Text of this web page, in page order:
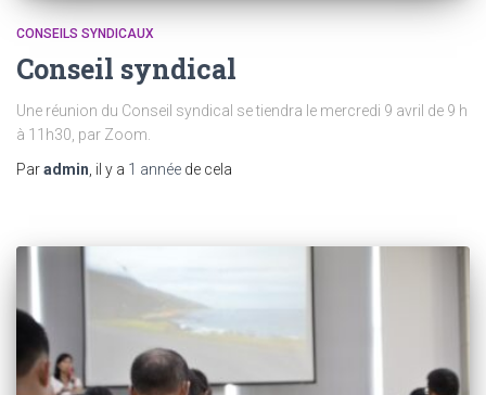
CONSEILS SYNDICAUX
Conseil syndical
Une réunion du Conseil syndical se tiendra le mercredi 9 avril de 9 h
à 11h30, par Zoom.
Paradmin, il y a 1 année de cela